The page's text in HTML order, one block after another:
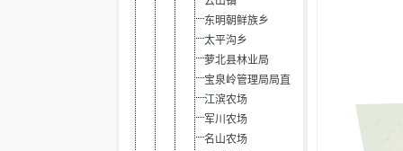
东明朝鲜族乡
太平沟乡
萝北县林业局
宝泉岭管理局局直
江滨农场
军川农场
名山农场